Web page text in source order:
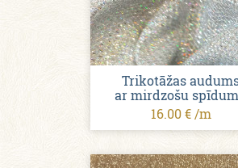
Trikotāžas
ar mirdzošu
16.00 € /m